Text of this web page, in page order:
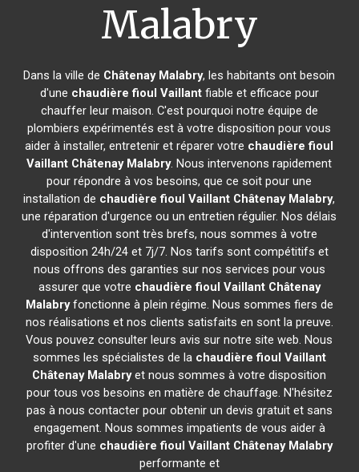
Malabry
Dans la ville de Châtenay Malabry, les habitants ont besoin
d'une chaudière fioul Vaillantfiable et efficace pour
chauffer leur maison. C'est pourquoi notre équipe de
plombiers expérimentés est à votre disposition pour vous
aider à installer, entretenir et réparer votre chaudière fioul
Vaillant Châtenay Malabry. Nous intervenons rapidement
pour répondre à vos besoins, que ce soit pour une
installation de chaudière fioul Vaillant Châtenay Malabry,
une réparation d'urgence ou un entretien régulier. Nos délais
d'intervention sont très brefs, nous sommes à votre
disposition 24h/24 et 7j/7. Nos tarifs sont compétitifs et
nous offrons des garanties sur nos services pour vous
assurer que votre chaudière fioul Vaillant Châtenay
Malabryfonctionne à plein régime. Nous sommes fiers de
nos réalisations et nos clients satisfaits en sont la preuve.
Vous pouvez consulter leurs avis sur notre site web. Nous
sommes les spécialistes de la chaudière fioul Vaillant
Châtenay Malabryet nous sommes à votre disposition
pour tous vos besoins en matière de chauffage. N'hésitez
pas à nous contacter pour obtenir un devis gratuit et sans
engagement. Nous sommes impatients de vous aider à
profiter d'une chaudière fioul Vaillant Châtenay Malabry
performante et